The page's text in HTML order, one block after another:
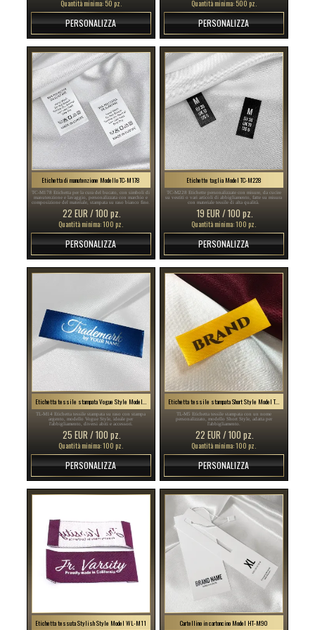
Quantità minima: 50 pz.
PERSONALIZZA
Quantità minima: 500 pz.
PERSONALIZZA
Etichetta di manutenzione Modello TC-M178
TC-M178 Etichetta per la cura del bucato, con simboli di
manutenzione e lavaggio, personalizzata con marchio e
composizione del materiale, stampata su raso bianco fine.
22 EUR / 100 pz.
Quantità minima: 100 pz.
PERSONALIZZA
Etichette taglia Model TC-M228
TC-M228 Etichette personalizzate con misure, da cucire
su vestiti o vari articoli di abbigliamento, fatte su misura
con materiale tessile di alta qualità.
19 EUR / 100 pz.
Quantità minima: 100 pz.
PERSONALIZZA
Etichetta tessile stampata Vogue Style Model TL-M14
TL-M14 Etichetta tessile stampata su raso con stampa
argento, modello Vogue Style, ideale per
l'abbigliamento, diversi abiti e accessori.
25 EUR / 100 pz.
Quantità minima: 100 pz.
PERSONALIZZA
Etichetta tessile stampata Short Style Model TL-M5
TL-M5 Etichetta tessile stampata con un nome
personalizzato, modello Short Style, adatta per
l'abbigliamento.
22 EUR / 100 pz.
Quantità minima: 100 pz.
PERSONALIZZA
Etichetta tessuta Stylish Style Model WL-M11 Cartellino in cartoncino Model HT-M90